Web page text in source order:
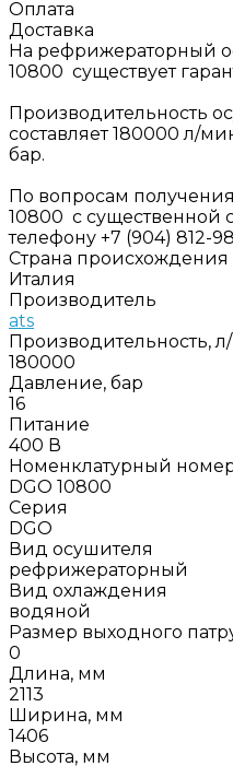
Оплата
Доставка
На рефрижераторный
10800 существует
Производительность
составляет 180000 л/
бар.
По вопросам
10800 с существенной
телефону +7 (904) 812-
Страна происхождения
Италия
Производитель
ats
Производительность,
180000
Давление, бар
16
Питание
400 В
Номенклатурный
DGO 10800
Серия
DGO
Вид осушителя
рефрижераторный
Вид охлаждения
водяной
Размер выходного
0
Длина, мм
2113
Ширина, мм
1406
Высота, мм